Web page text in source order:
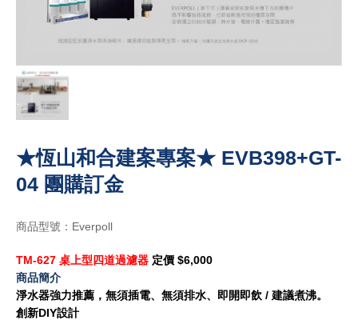
★恆山和合建案專案★ EVB398+GT-
04 團購訂金
商品型號：Everpoll
TM-627 桌上型四道過濾器 定價 $6,000
商品簡介
淨水器強力推薦，無須插電、無須排水、即開即飲 / 建議煮沸。
創新DIY設計